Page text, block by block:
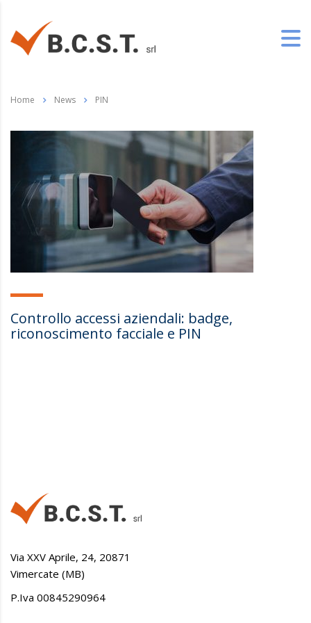
Home News PIN
Controllo accessi aziendali: badge,
riconoscimento facciale e PIN
Via XXV Aprile, 24, 20871
Vimercate (MB)
P.Iva 00845290964